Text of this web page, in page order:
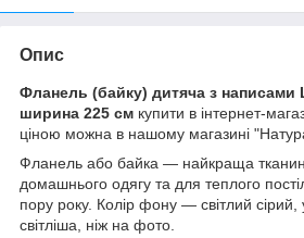
Опис
Фланель (байку) дитяча з написами
ширина 225 см купити в інтернет-
ціною можна в нашому магазині
Фланель або байка — найкраща
домашнього одягу та для теплого
пору року. Колір фону — світлий сірий,
світліша, ніж на фото.